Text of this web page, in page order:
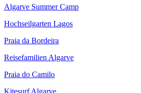
Algarve Summer Camp
Hochseilgarten Lagos
Praia da Bordeira
Reisefamilien Algarve
Praia do Camilo
Kitesurf Algarve